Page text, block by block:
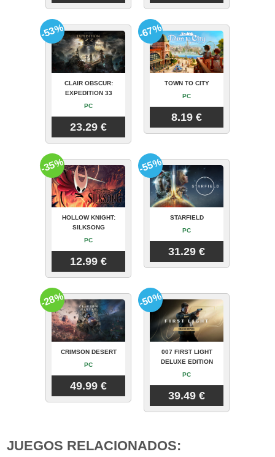
CLAIR OBSCUR:
EXPEDITION 33
PC
23.29 €
-53%
TOWN TO CITY
PC
8.19 €
-67%
HOLLOW KNIGHT:
SILKSONG
PC
12.99 €
-35%
STARFIELD
PC
31.29 €
-55%
CRIMSON DESERT
PC
49.99 €
-28%
007 FIRST LIGHT
DELUXE EDITION
PC
39.49 €
-50%
JUEGOS RELACIONADOS: